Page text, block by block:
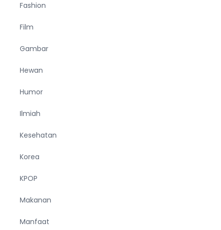
Fashion
Film
Gambar
Hewan
Humor
Ilmiah
Kesehatan
Korea
KPOP
Makanan
Manfaat